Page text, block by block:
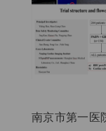
南京市第一医